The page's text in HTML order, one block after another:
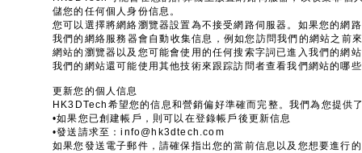
儲您的任何個人身份信息。
您可以選擇將網絡瀏覽器設置為不接受網路伺服器。如果您的網
我們的網絡服務器會自動收集信息，例如您訪問我們的網站之前
網站的瀏覽器以及您可能會使用的任何搜索字詞已進入我們的網
我們的網站還可能使用其他技術來跟踪訪問者查看我們網站的哪
更新您的個人信息
HK3DTech希望您的信息和營銷偏好準確而完整。我們為您提供
•如果您已創建帳戶，則可以在登錄帳戶後更新信息
•發送請求至：info@hk3dtech.com
如果您發送電子郵件，請確保指出您的當前信息以及您想要進行